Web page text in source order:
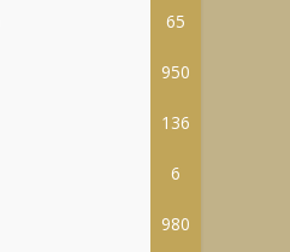
65
950
136
6
980